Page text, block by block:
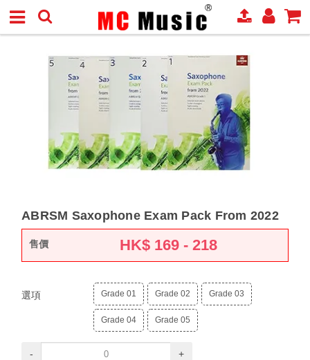
ABRSM Saxophone Exam Pack From 2022
售價 HK$ 169 - 218
選項 Grade 01 Grade 02 Grade 03
Grade 04 Grade 05
- +